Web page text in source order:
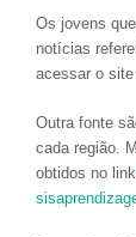
Os jovens
notícias
acessar o
Outra fonte
cada região.
obtidos no